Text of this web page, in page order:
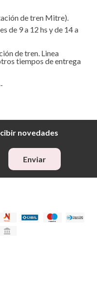
de tren Mitre).
de 9 a 12 hs y de 14 a
de tren, Linea
tiempos de entrega
novedades
Enviar